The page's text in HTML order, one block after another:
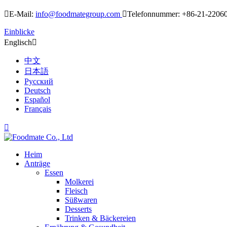
E-Mail: info@foodmategroup.com Telefonnummer: +86-21-
Einblicke
Englisch
中文
日本語
Русский
Deutsch
Español
Français

Heim
Anträge
Essen
Molkerei
Fleisch
Süßwaren
Desserts
Trinken & Bäckereien